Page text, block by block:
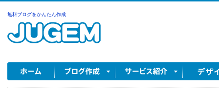
無料ブログをかんたん作成